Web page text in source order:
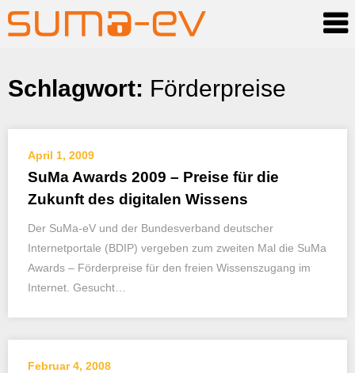
Skip
Schlagwort: Förderpreise
April 1, 2009
SuMa Awards 2009 – Preise für die
Zukunft des digitalen Wissens
Der SuMa-eV und der Bundesverband deutscher
Internetportale (BDIP) vergeben zum zweiten Mal die SuMa
Awards – Förderpreise für den freien Wissenszugang im
Internet. Gesucht…
Februar 4, 2008